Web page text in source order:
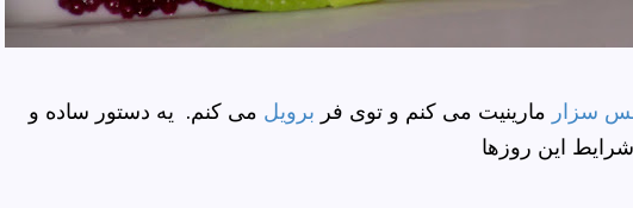
سزار مارینیت می کنم و توی فر برویل می کنم. یه دستور ساده و